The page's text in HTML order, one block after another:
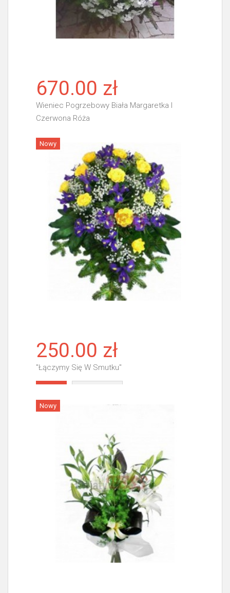
670.00 zł
Wieniec Pogrzebowy Biała Margaretka I
Czerwona Róża
Więcej
Nowy
250.00 zł
"Łączymy Się W Smutku"
Nowy